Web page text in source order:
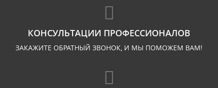
КОНСУЛЬТАЦИИ ПРОФЕССИОНАЛОВ
ЗАКАЖИТЕ ОБРАТНЫЙ ЗВОНОК, И МЫ ПОМОЖЕМ ВАМ!